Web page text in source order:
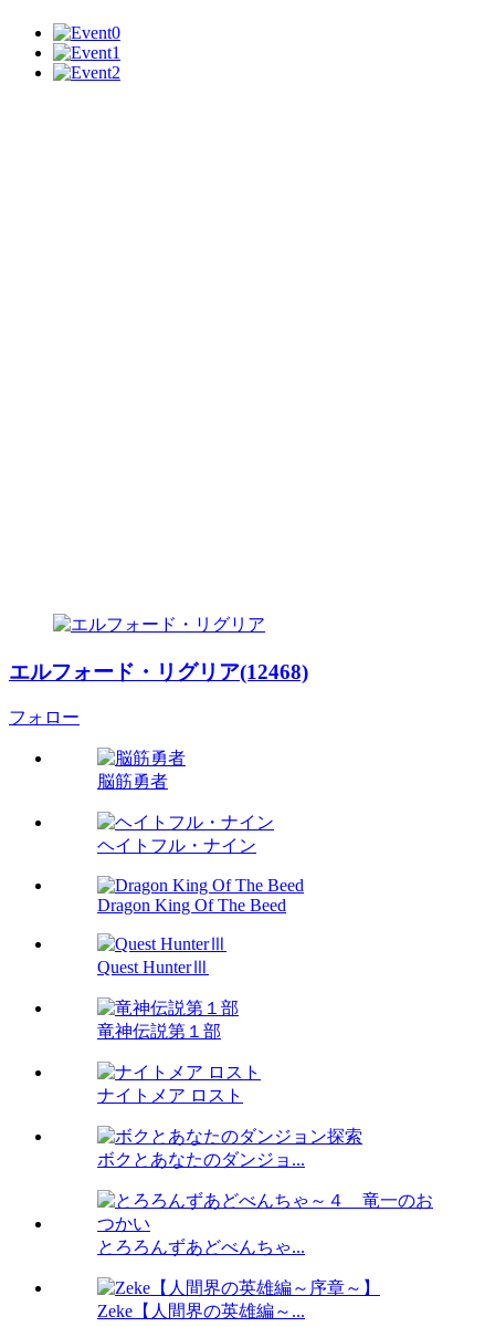
エルフォード・リグリア(12468)
フォロー
脳筋勇者
ヘイトフル・ナイン
Dragon King Of The Beed
Quest HunterⅢ
竜神伝説第１部
ナイトメア ロスト
ボクとあなたのダンジョ...
とろろんずあどべんちゃ...
Zeke【人間界の英雄編～...